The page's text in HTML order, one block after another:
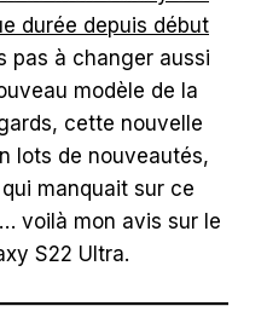
S22
ULTRA
durée depuis début
pas à changer aussi
modèle de la
cette nouvelle
lots de nouveautés,
manquait sur ce
voilà mon avis sur le
S22 Ultra.